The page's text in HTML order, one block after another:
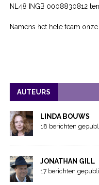
NL48 INGB 0008830812
Namens het hele team
AUTEURS
LINDA BOUWS
18 berichten
JONATHAN GILL
17 berichten